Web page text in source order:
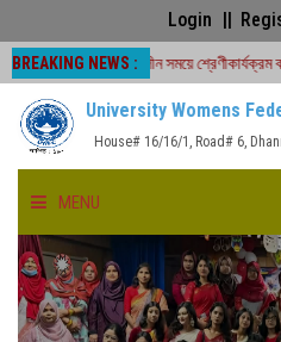
Login
BREAKING NEWS :
চলাকালীন সময়ে শ্রেণীকার্যক্রম বন্ধ
University Womens
House# 16/16/1, Road# 6,
MENU
HOME
ABOUT US